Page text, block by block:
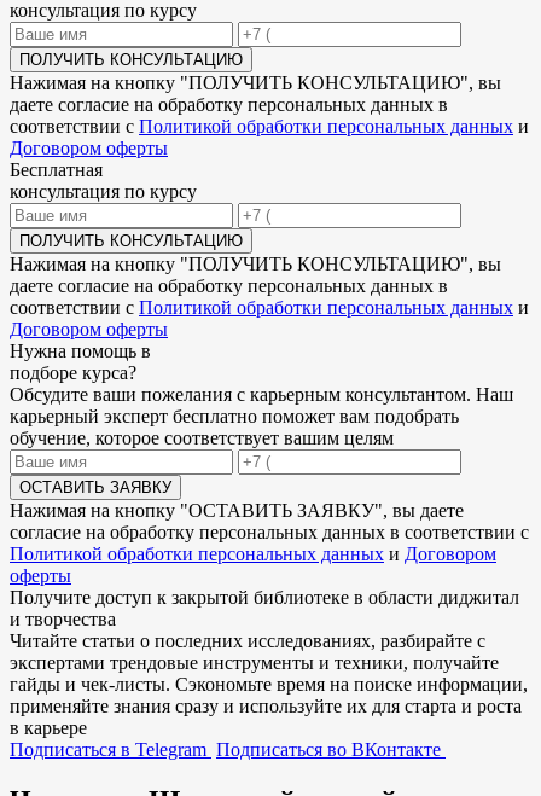
консультация по курсу
ПОЛУЧИТЬ КОНСУЛЬТАЦИЮ
Нажимая на кнопку "ПОЛУЧИТЬ КОНСУЛЬТАЦИЮ", вы
даете согласие на обработку персональных данных в
соответствии с Политикой обработки персональных данных и
Договором оферты
Бесплатная
консультация по курсу
ПОЛУЧИТЬ КОНСУЛЬТАЦИЮ
Нажимая на кнопку "ПОЛУЧИТЬ КОНСУЛЬТАЦИЮ", вы
даете согласие на обработку персональных данных в
соответствии с Политикой обработки персональных данных и
Договором оферты
Нужна помощь в
подборе курса?
Обсудите ваши пожелания с карьерным консультантом. Наш
карьерный эксперт бесплатно поможет вам подобрать
обучение, которое соответствует вашим целям
ОСТАВИТЬ ЗАЯВКУ
Нажимая на кнопку "ОСТАВИТЬ ЗАЯВКУ", вы даете
согласие на обработку персональных данных в соответствии с
Политикой обработки персональных данных и Договором
оферты
Получите доступ к закрытой библиотеке в области диджитал
и творчества
Читайте статьи о последних исследованиях, разбирайте с
экспертами трендовые инструменты и техники, получайте
гайды и чек-листы. Сэкономьте время на поиске информации,
применяйте знания сразу и используйте их для старта и роста
в карьере
Подписаться в Telegram Подписаться во ВКонтакте